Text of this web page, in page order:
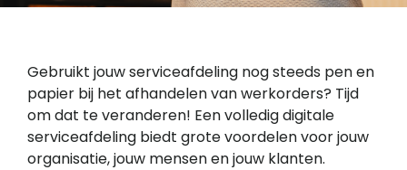
Gebruikt jouw serviceafdeling nog steeds pen en
papier bij het afhandelen van werkorders? Tijd
om dat te veranderen! Een volledig digitale
serviceafdeling biedt grote voordelen voor jouw
organisatie, jouw mensen en jouw klanten.